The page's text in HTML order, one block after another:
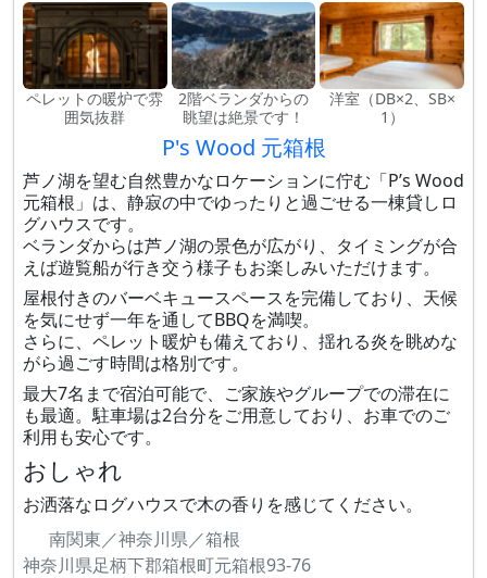
ペレットの暖炉で雰
囲気抜群
2階ベランダからの
眺望は絶景です！
洋室（DB×2、SB×
1）
P's Wood 元箱根
芦ノ湖を望む自然豊かなロケーションに佇む「P’s Wood
元箱根」は、静寂の中でゆったりと過ごせる一棟貸しロ
グハウスです。
ベランダからは芦ノ湖の景色が広がり、タイミングが合
えば遊覧船が行き交う様子もお楽しみいただけます。
屋根付きのバーベキュースペースを完備しており、天候
を気にせず一年を通してBBQを満喫。
さらに、ペレット暖炉も備えており、揺れる炎を眺めな
がら過ごす時間は格別です。
最大7名まで宿泊可能で、ご家族やグループでの滞在に
も最適。駐車場は2台分をご用意しており、お車でのご
利用も安心です。
おしゃれ
お洒落なログハウスで木の香りを感じてください。
南関東／神奈川県／箱根
神奈川県足柄下郡箱根町元箱根93-76